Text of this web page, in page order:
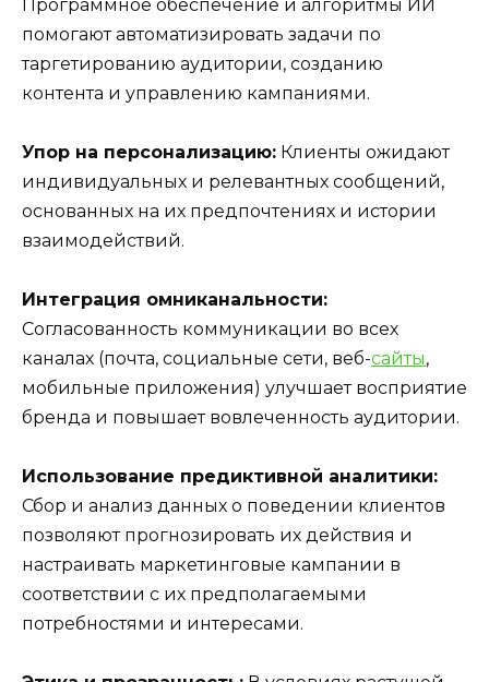
Программное обеспечение и алгоритмы ИИ
помогают автоматизировать задачи по
таргетированию аудитории, созданию
контента и управлению кампаниями.
Упор на персонализацию: Клиенты ожидают
индивидуальных и релевантных сообщений,
основанных на их предпочтениях и истории
взаимодействий.
Интеграция омниканальности:
Согласованность коммуникации во всех
каналах (почта, социальные сети, веб-сайты,
мобильные приложения) улучшает восприятие
бренда и повышает вовлеченность аудитории.
Использование предиктивной аналитики:
Сбор и анализ данных о поведении клиентов
позволяют прогнозировать их действия и
настраивать маркетинговые кампании в
соответствии с их предполагаемыми
потребностями и интересами.